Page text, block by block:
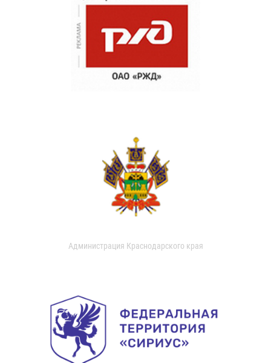
Администрация Краснодарского края